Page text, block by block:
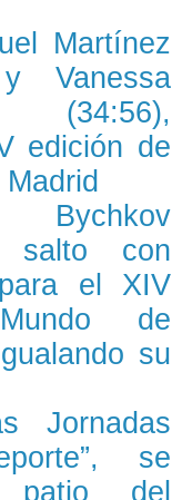
Martínez
Vanessa
(34:56),
edición de
salto con
el XIV
de
su
Jornadas
se
del